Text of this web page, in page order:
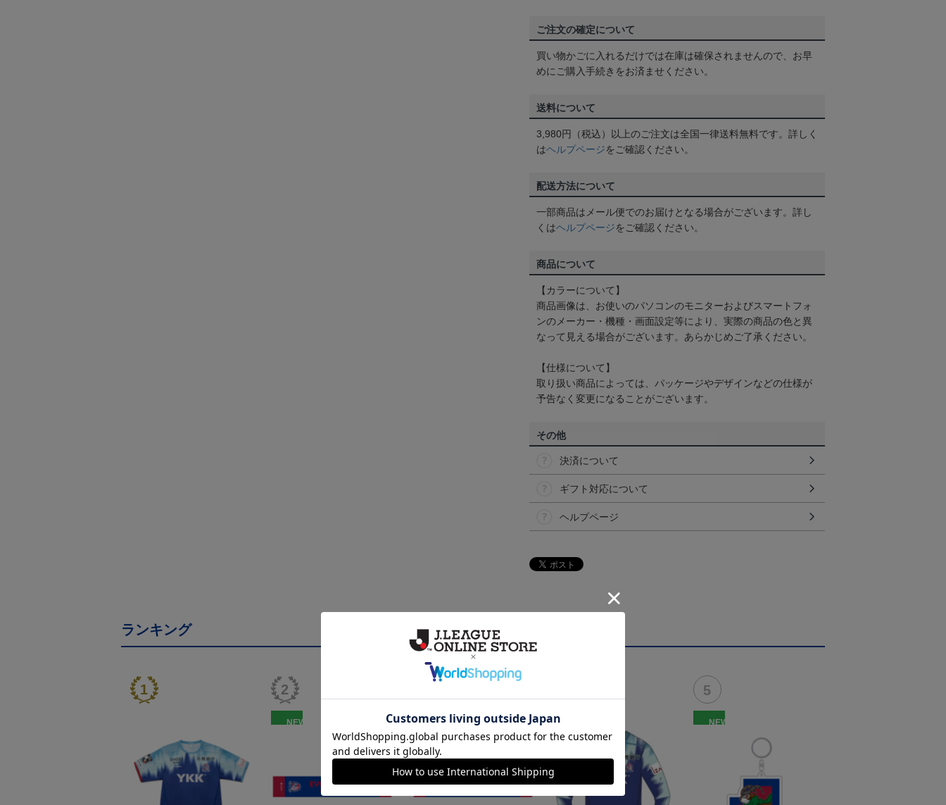
ご注文の確定について
買い物かごに入れるだけでは在庫は確保されませんので、お早
めにご購入手続きをお済ませください。
送料について
3,980円（税込）以上のご注文は全国一律送料無料です。詳しく
はヘルプページをご確認ください。
配送方法について
一部商品はメール便でのお届けとなる場合がございます。詳し
くはヘルプページをご確認ください。
商品について
【カラーについて】
商品画像は、お使いのパソコンのモニターおよびスマートフォ
ンのメーカー・機種・画面設定等により、実際の商品の色と異
なって見える場合がございます。あらかじめご了承ください。
【仕様について】
取り扱い商品によっては、パッケージやデザインなどの仕様が
予告なく変更になることがございます。
その他
決済について
ギフト対応について
ヘルプページ
ランキング
NEW NEW NEW